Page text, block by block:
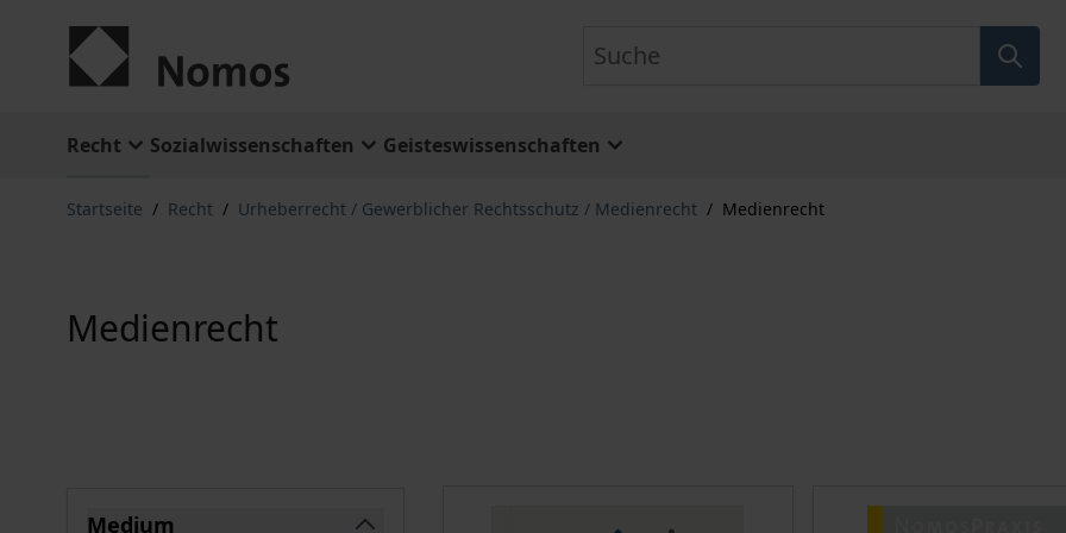
Recht Sozialwissenschaften Geisteswissenschaften
Startseite / Recht / Urheberrecht / Gewerblicher Rechtsschutz / Medienrecht / Medienrecht
Medienrecht
Medium